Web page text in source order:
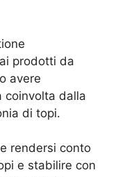
prodotti da
avere
coinvolta dalla
di topi.
rendersi conto
e stabilire con